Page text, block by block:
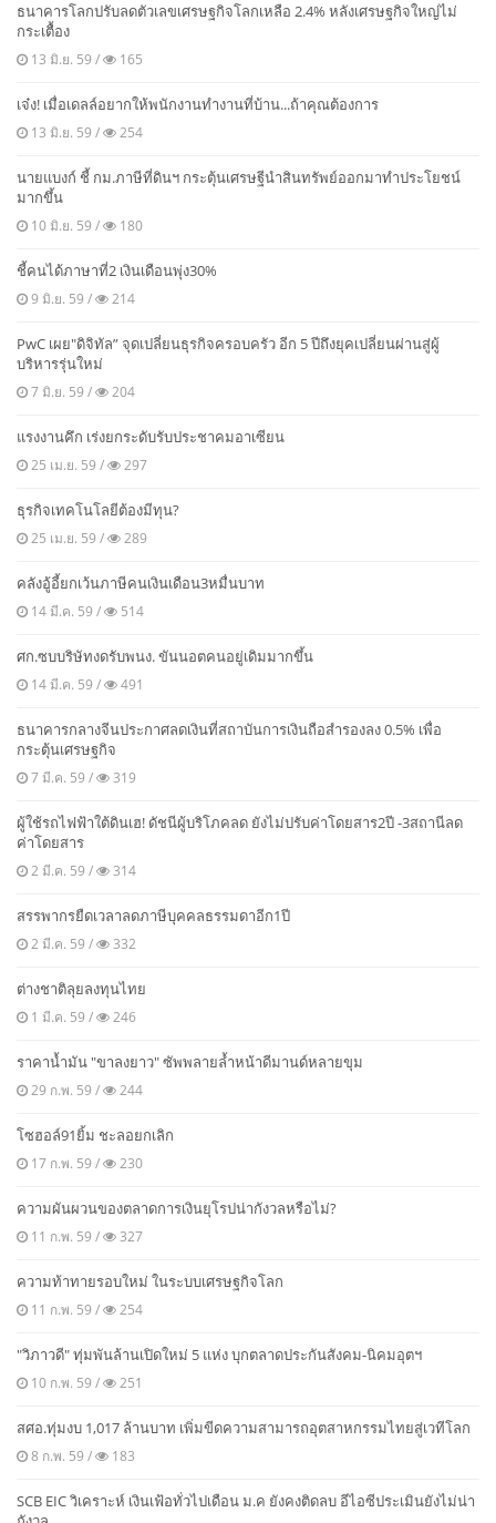
ธนาคารโลกปรับลดตัวเลขเศรษฐกิจโลกเหลือ 2.4% หลังเศรษฐกิจใหญ่ไม่
กระเตื้อง
13 มิ.ย. 59 / 165
เจ๋ง! เมื่อเดลล์อยากให้พนักงานทำงานที่บ้าน...ถ้าคุณต้องการ
13 มิ.ย. 59 / 254
นายแบงก์ ชี้ กม.ภาษีที่ดินฯ กระตุ้นเศรษฐีนำสินทรัพย์ออกมาทำประโยชน์
มากขึ้น
10 มิ.ย. 59 / 180
ชี้คนได้ภาษาที่2 เงินเดือนพุ่ง30%
9 มิ.ย. 59 / 214
PwC เผย"ดิจิทัล” จุดเปลี่ยนธุรกิจครอบครัว อีก 5 ปีถึงยุคเปลี่ยนผ่านสู่ผู้
บริหารรุ่นใหม่
7 มิ.ย. 59 / 204
แรงงานคึก เร่งยกระดับรับประชาคมอาเซียน
25 เม.ย. 59 / 297
ธุรกิจเทคโนโลยีต้องมีทุน?
25 เม.ย. 59 / 289
คลังอู้อี้ยกเว้นภาษีคนเงินเดือน3หมื่นบาท
14 มี.ค. 59 / 514
ศก.ซบบริษัทงดรับพนง. ขันนอตคนอยู่เดิมมากขึ้น
14 มี.ค. 59 / 491
ธนาคารกลางจีนประกาศลดเงินที่สถาบันการเงินถือสำรองลง 0.5% เพื่อ
กระตุ้นเศรษฐกิจ
7 มี.ค. 59 / 319
ผู้ใช้รถไฟฟ้าใต้ดินเฮ! ดัชนีผู้บริโภคลด ยังไม่ปรับค่าโดยสาร2ปี -3สถานีลด
ค่าโดยสาร
2 มี.ค. 59 / 314
สรรพากรยืดเวลาลดภาษีบุคคลธรรมดาอีก1ปี
2 มี.ค. 59 / 332
ต่างชาติลุยลงทุนไทย
1 มี.ค. 59 / 246
ราคาน้ำมัน "ขาลงยาว" ซัพพลายล้ำหน้าดีมานด์หลายขุม
29 ก.พ. 59 / 244
โซฮอล์91ยิ้ม ชะลอยกเลิก
17 ก.พ. 59 / 230
ความผันผวนของตลาดการเงินยุโรปน่ากังวลหรือไม่?
11 ก.พ. 59 / 327
ความท้าทายรอบใหม่ ในระบบเศรษฐกิจโลก
11 ก.พ. 59 / 254
"วิภาวดี" ทุ่มพันล้านเปิดใหม่ 5 แห่ง บุกตลาดประกันสังคม-นิคมอุตฯ
10 ก.พ. 59 / 251
สศอ.ทุ่มงบ 1,017 ล้านบาท เพิ่มขีดความสามารถอุตสาหกรรมไทยสู่เวทีโลก
8 ก.พ. 59 / 183
SCB EIC วิเคราะห์ เงินเฟ้อทั่วไปเดือน ม.ค ยังคงติดลบ อีไอซีประเมินยังไม่น่า